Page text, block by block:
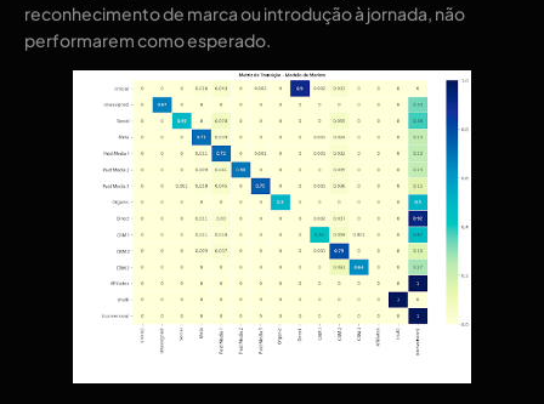
reconhecimento de marca ou introdução à jornada, não
performarem como esperado.